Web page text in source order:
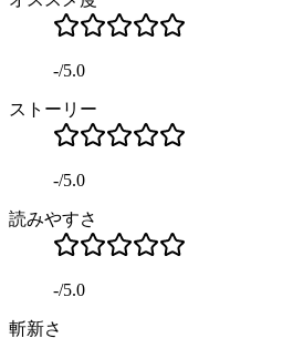
-/5.0
ストーリー
-/5.0
読みやすさ
-/5.0
斬新さ